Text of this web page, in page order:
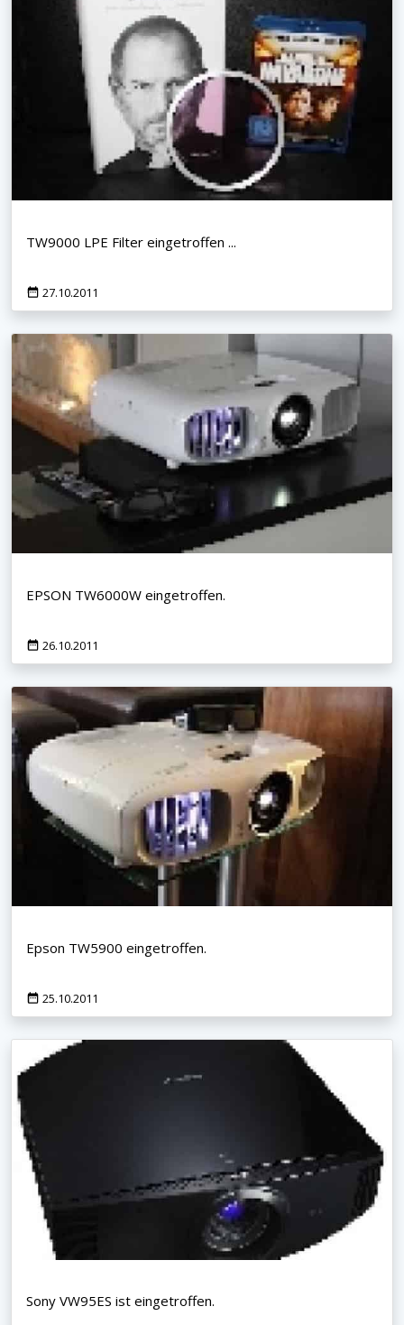
TW9000 LPE Filter eingetroffen ...
27.10.2011
EPSON TW6000W eingetroffen.
26.10.2011
Epson TW5900 eingetroffen.
25.10.2011
Sony VW95ES ist eingetroffen.